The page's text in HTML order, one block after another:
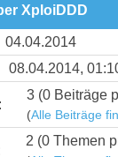
XploiDDD
04.04.2014
08.04.2014,
3 (0 Beiträge
(Alle Beiträge
2 (0 Themen